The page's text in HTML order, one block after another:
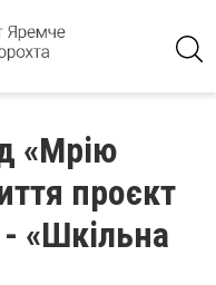
«Мрію
проєкт
- «Шкільна